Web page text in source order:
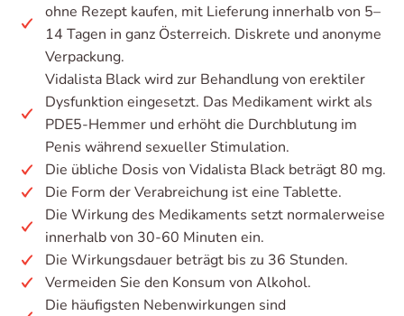
ohne Rezept kaufen, mit Lieferung innerhalb von 5–
14 Tagen in ganz Österreich. Diskrete und anonyme
Verpackung.
Vidalista Black wird zur Behandlung von erektiler
Dysfunktion eingesetzt. Das Medikament wirkt als
PDE5-Hemmer und erhöht die Durchblutung im
Penis während sexueller Stimulation.
Die übliche Dosis von Vidalista Black beträgt 80 mg.
Die Form der Verabreichung ist eine Tablette.
Die Wirkung des Medikaments setzt normalerweise
innerhalb von 30-60 Minuten ein.
Die Wirkungsdauer beträgt bis zu 36 Stunden.
Vermeiden Sie den Konsum von Alkohol.
Die häufigsten Nebenwirkungen sind